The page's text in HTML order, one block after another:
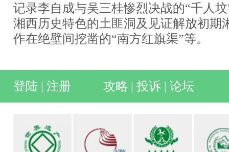
记录李自成与吴三桂惨烈决战的“千人
湘西历史特色的土匪洞及见证解放初期
作在绝壁间挖凿的“南方红旗渠”等。
登陆| 注册 攻略 | 投诉| 论坛